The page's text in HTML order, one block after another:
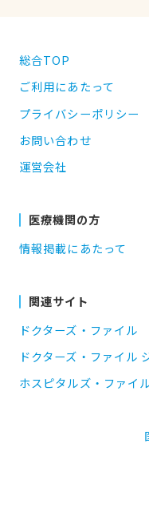
総合TOP
ご利用にあたって
プライバシーポリシー
お問い合わせ
運営会社
医療機関の方
情報掲載にあたって
関連サイト
ドクターズ・ファイル
ドクターズ・ファイル
ホスピタルズ・ファイ